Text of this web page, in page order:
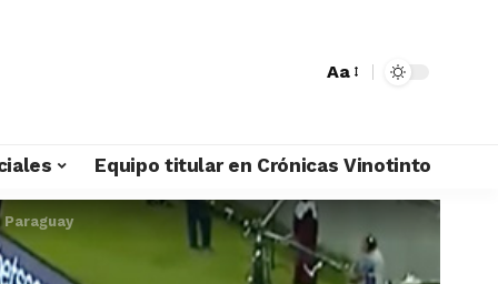
Aa
Equipo titular en Crónicas Vinotinto